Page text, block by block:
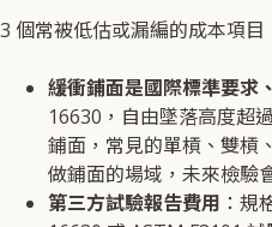
3 個常被低估或漏編的成本項目
緩衝鋪面是國際標準要求
16630，自由墜落高度超
鋪面，常見的單槓、雙槓
做鋪面的場域，未來檢驗
第三方試驗報告費用 ：規